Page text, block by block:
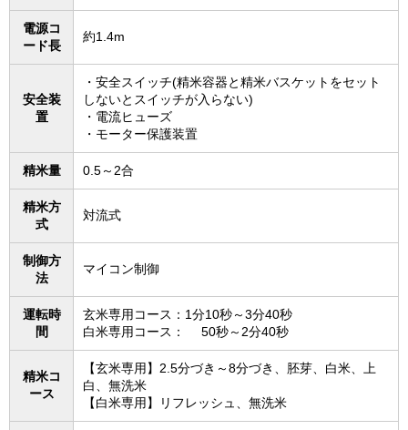
電源コ
ード長
約1.4m
安全装
置
・安全スイッチ(精米容器と精米バスケットをセット
しないとスイッチが入らない)
・電流ヒューズ
・モーター保護装置
精米量 0.5～2合
精米方
式
対流式
制御方
法
マイコン制御
運転時
間
玄米専用コース：1分10秒～3分40秒
白米専用コース： 50秒～2分40秒
精米コ
ース
【玄米専用】2.5分づき～8分づき、胚芽、白米、上
白、無洗米
【白米専用】リフレッシュ、無洗米